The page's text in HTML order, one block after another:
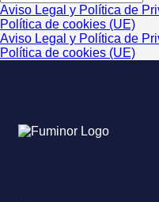
Aviso Legal y Política de
Política de cookies (UE)
Aviso Legal y Política de
Política de cookies (UE)